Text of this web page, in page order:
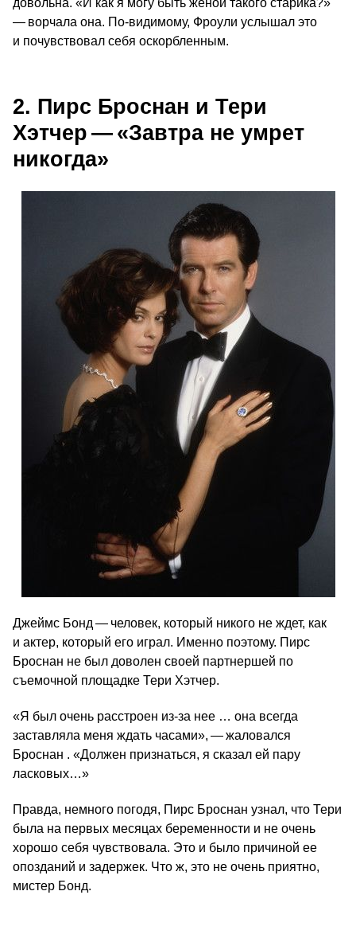
довольна. «И как я могу быть женой такого старика?»
— ворчала она. По-видимому, Фроули услышал это
и почувствовал себя оскорбленным.
2. Пирс Броснан и Тери
Хэтчер — «Завтра не умрет
никогда»
Джеймс Бонд — человек, который никого не ждет, как
и актер, который его играл. Именно поэтому. Пирс
Броснан не был доволен своей партнершей по
съемочной площадке Тери Хэтчер.
«Я был очень расстроен из-за нее … она всегда
заставляла меня ждать часами», — жаловался
Броснан . «Должен признаться, я сказал ей пару
ласковых…»
Правда, немного погодя, Пирс Броснан узнал, что Тери
была на первых месяцах беременности и не очень
хорошо себя чувствовала. Это и было причиной ее
опозданий и задержек. Что ж, это не очень приятно,
мистер Бонд.